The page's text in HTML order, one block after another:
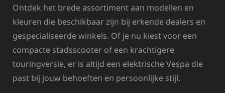
Ontdek het brede assortiment aan modellen en
kleuren die beschikbaar zijn bij erkende dealers en
gespecialiseerde winkels. Of je nu kiest voor een
compacte stadsscooter of een krachtigere
touringversie, er is altijd een elektrische Vespa die
past bij jouw behoeften en persoonlijke stijl.